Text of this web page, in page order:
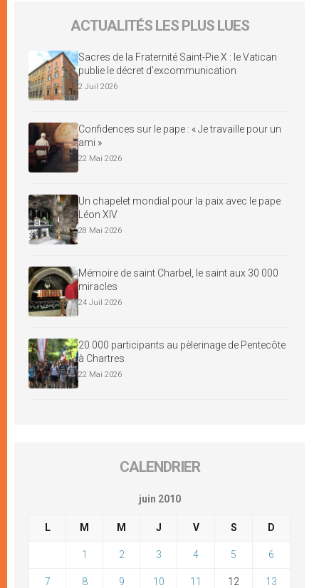
ACTUALITÉS LES PLUS LUES
Sacres de la Fraternité Saint-Pie X : le Vatican
publie le décret d’excommunication
2 Juil 2026
Confidences sur le pape : « Je travaille pour un
ami »
22 Mai 2026
Un chapelet mondial pour la paix avec le pape
Léon XIV
28 Mai 2026
Mémoire de saint Charbel, le saint aux 30 000
miracles
24 Juil 2026
20 000 participants au pèlerinage de Pentecôte
à Chartres
22 Mai 2026
CALENDRIER
juin 2010
L M M J V S D
1 2 3 4 5 6
7 8 9 10 11 12 13